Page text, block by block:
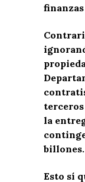
finanzas
la
billones.
Esto sí